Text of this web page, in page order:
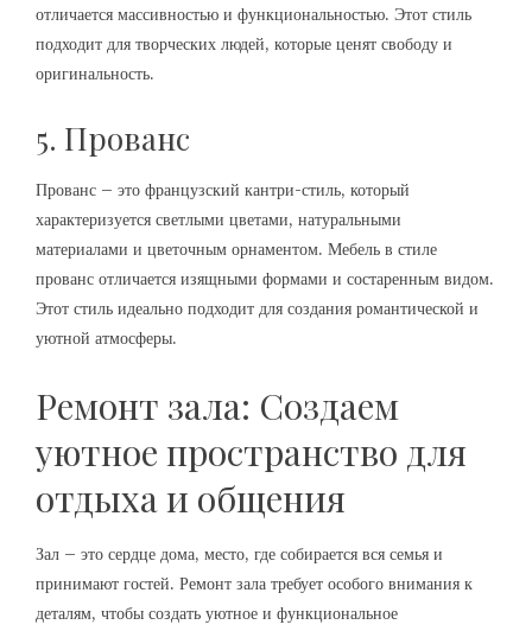
отличается массивностью и функциональностью. Этот стиль
подходит для творческих людей, которые ценят свободу и
оригинальность.
5. Прованс
Прованс – это французский кантри-стиль, который
характеризуется светлыми цветами, натуральными
материалами и цветочным орнаментом. Мебель в стиле
прованс отличается изящными формами и состаренным видом.
Этот стиль идеально подходит для создания романтической и
уютной атмосферы.
Ремонт зала: Создаем
уютное пространство для
отдыха и общения
Зал – это сердце дома, место, где собирается вся семья и
принимают гостей. Ремонт зала требует особого внимания к
деталям, чтобы создать уютное и функциональное